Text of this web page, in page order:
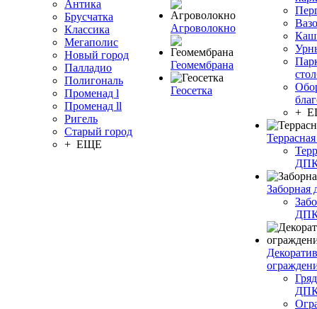
Антика
Брусчатка
Классика
Мегаполис
Новый город
Палладио
Полигональ
Променад l
Променад ll
Ригель
Старый город
+ ЕЩЕ
Агроволокно
Геомембрана
Геосетка
+
Заборная